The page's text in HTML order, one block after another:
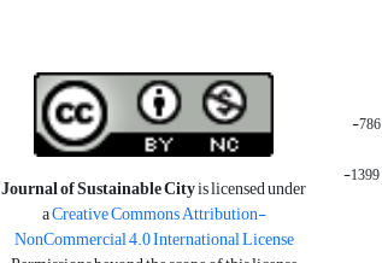
786-
1399-
Journal of Sustainable Cityis licensed under
aCreative Commons Attribution-
NonCommercial 4.0 International License